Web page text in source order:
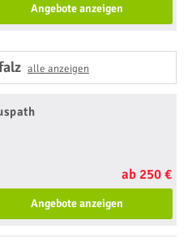
Angebote anzeigen
alle anzeigen
ab 250 €
Angebote anzeigen